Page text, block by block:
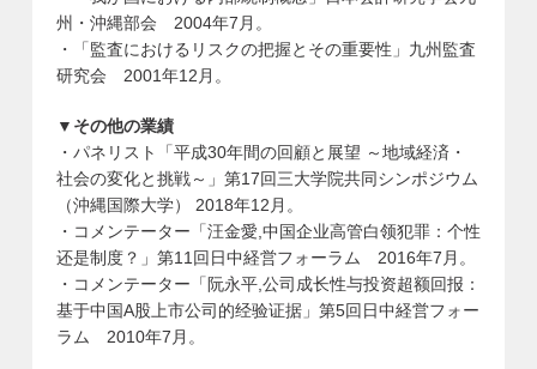
州・沖縄部会 2004年7月。
・「監査におけるリスクの把握とその重要性」九州監査
研究会 2001年12月。
▼その他の業績
・パネリスト「平成30年間の回顧と展望 ～地域経済・
社会の変化と挑戦～」第17回三大学院共同シンポジウム
（沖縄国際大学） 2018年12月。
・コメンテーター「汪金愛,中国企业高管白领犯罪：个性
还是制度？」第11回日中経営フォーラム 2016年7月。
・コメンテーター「阮永平,公司成长性与投资超额回报：
基于中国A股上市公司的经验证据」第5回日中経営フォー
ラム 2010年7月。